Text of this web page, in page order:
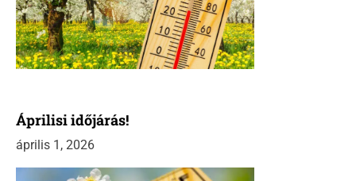
Áprilisi időjárás!
április 1, 2026